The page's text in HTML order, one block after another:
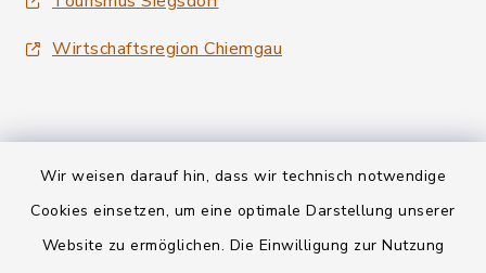
Wir weisen darauf hin, dass wir technisch notwendige
Cookies einsetzen, um eine optimale Darstellung unserer
Website zu ermöglichen. Die Einwilligung zur Nutzung
Wirtschaftsregion Chiemgau
Kontakt